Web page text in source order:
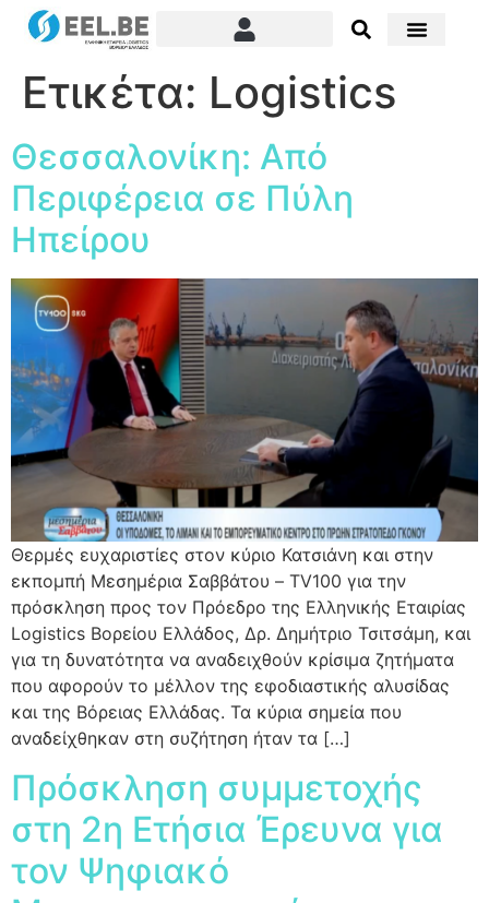
Ετικέτα: Logistics
Θεσσαλονίκη: Από
Περιφέρεια σε Πύλη
Ηπείρου
Θερμές ευχαριστίες στον κύριο Κατσιάνη και στην
εκπομπή Μεσημέρια Σαββάτου – TV100 για την
πρόσκληση προς τον Πρόεδρο της Ελληνικής Εταιρίας
Logistics Βορείου Ελλάδος, Δρ. Δημήτριο Τσιτσάμη, και
για τη δυνατότητα να αναδειχθούν κρίσιμα ζητήματα
που αφορούν το μέλλον της εφοδιαστικής αλυσίδας
και της Βόρειας Ελλάδας. Τα κύρια σημεία που
αναδείχθηκαν στη συζήτηση ήταν τα […]
Πρόσκληση συμμετοχής
στη 2η Ετήσια Έρευνα για
τον Ψηφιακό